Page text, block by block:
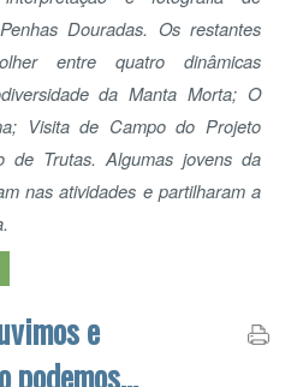
e
Pedagógicas de